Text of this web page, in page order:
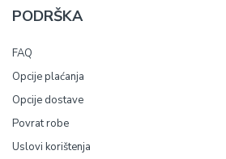
PODRŠKA
FAQ
Opcije plaćanja
Opcije dostave
Povrat robe
Uslovi korištenja